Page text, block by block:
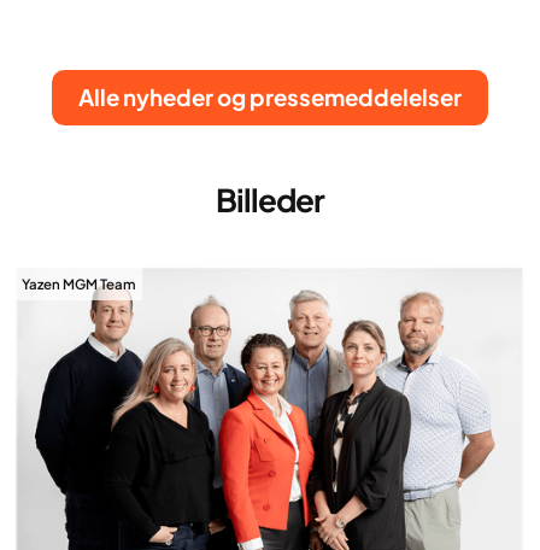
Alle nyheder og pressemeddelelser
Billeder
Yazen MGM Team